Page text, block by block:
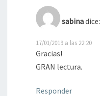
sabinadice:
17/01/2019 a las 22:20
Gracias!
GRAN lectura.
Responder